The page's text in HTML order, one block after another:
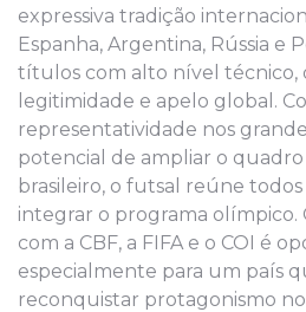
expressiva tradição
Espanha, Argentina, Rússia e
títulos com alto nível técnico,
legitimidade e apelo global.
representatividade nos
potencial de ampliar o
brasileiro, o futsal reúne
integrar o programa olímpico.
com a CBF, a FIFA e o COI é
especialmente para um país
reconquistar protagonismo